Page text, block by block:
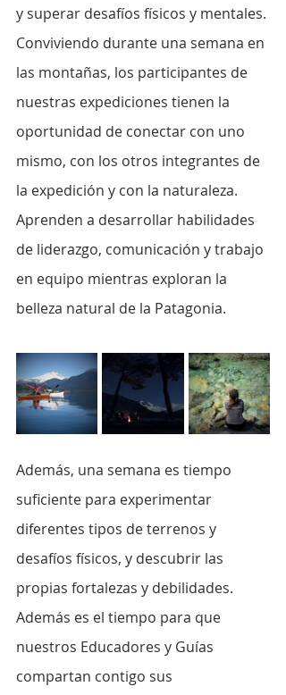
y superar desafíos físicos y mentales.
Conviviendo durante una semana en
las montañas, los participantes de
nuestras expediciones tienen la
oportunidad de conectar con uno
mismo, con los otros integrantes de
la expedición y con la naturaleza.
Aprenden a desarrollar habilidades
de liderazgo, comunicación y trabajo
en equipo mientras exploran la
belleza natural de la Patagonia.
Además, una semana es tiempo
suficiente para experimentar
diferentes tipos de terrenos y
desafíos físicos, y descubrir las
propias fortalezas y debilidades.
Además es el tiempo para que
nuestros Educadores y Guías
compartan contigo sus